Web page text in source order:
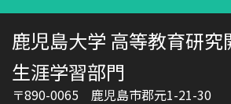
鹿児島大学 高等教育研究
生涯学習部門
〒890-0065 鹿児島市郡元1-21-30